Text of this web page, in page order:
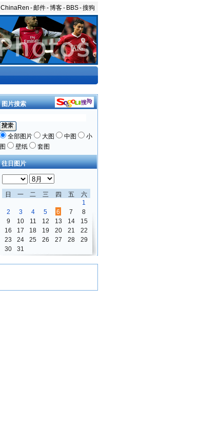
ChinaRen -邮件-博客- BBS-搜狗
图片搜索
全部图片 大图 中图
小
图
壁纸 套图
往日图片
日 一 二 三 四 五
六
1
2
3 4 5 6 7
8
9
10 11 12 13 14
15
16
17 18 19 20 21
22
23
24 25 26 27 28
29
30
31